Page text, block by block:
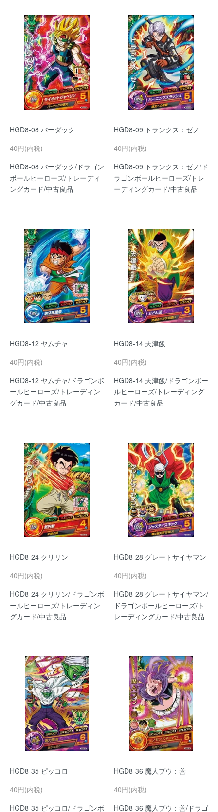
HGD8-08 バーダック
40円(内税)
HGD8-08 バーダック/ドラゴン
ボールヒーローズ/トレーディ
ングカード/中古良品
HGD8-09 トランクス：ゼノ
40円(内税)
HGD8-09 トランクス：ゼノ/ド
ラゴンボールヒーローズ/トレ
ーディングカード/中古良品
HGD8-12 ヤムチャ
40円(内税)
HGD8-12 ヤムチャ/ドラゴンボ
ールヒーローズ/トレーディン
グカード/中古良品
HGD8-14 天津飯
40円(内税)
HGD8-14 天津飯/ドラゴンボー
ルヒーローズ/トレーディング
カード/中古良品
HGD8-24 クリリン
40円(内税)
HGD8-24 クリリン/ドラゴンボ
ールヒーローズ/トレーディン
グカード/中古良品
HGD8-28 グレートサイヤマン
40円(内税)
HGD8-28 グレートサイヤマン/
ドラゴンボールヒーローズ/ト
レーディングカード/中古良品
HGD8-35 ピッコロ
40円(内税)
HGD8-35 ピッコロ/ドラゴンボ
HGD8-36 魔人ブウ：善
40円(内税)
HGD8-36 魔人ブウ：善/ドラゴ